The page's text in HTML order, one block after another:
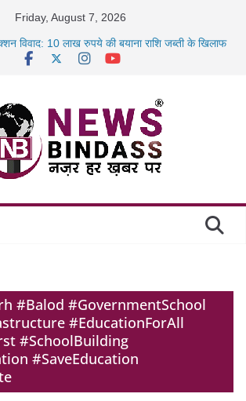
Friday, August 7, 2026
विवाद: 10 लाख रुपये की बयाना राशि जब्ती के खिलाफ
पर दुर्ग पुलिस का बड़ा एक्शन: 13 म्यूल बैंक खाताधारक
#Balod #GovernmentSchool
#EducationForAll
#SchoolBuilding
#SaveEducation